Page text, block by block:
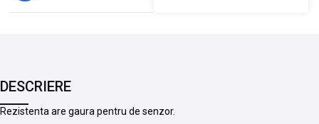
DESCRIERE
Rezistenta are gaura pentru de senzor.